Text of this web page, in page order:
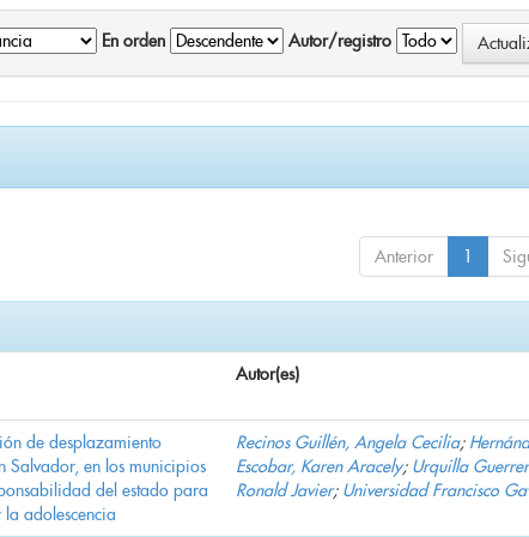
En orden Autor/registro
Anterior 1
Autor(es)
de desplazamiento
Salvador, en los municipios
del estado para
adolescencia
Recinos Guillén, Angela Cecilia;
Escobar, Karen Aracely; Urquilla
Ronald Javier; Universidad Francisco